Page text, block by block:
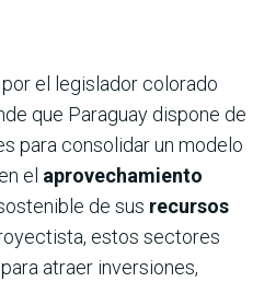
el legislador colorado
que Paraguay dispone de
para consolidar un modelo
el aprovechamiento
de sus recursos
estos sectores
atraer inversiones,